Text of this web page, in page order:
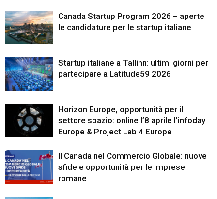
Canada Startup Program 2026 – aperte
le candidature per le startup italiane
Startup italiane a Tallinn: ultimi giorni per
partecipare a Latitude59 2026
Horizon Europe, opportunità per il
settore spazio: online l’8 aprile l’infoday
Europe & Project Lab 4 Europe
Il Canada nel Commercio Globale: nuove
sfide e opportunità per le imprese
romane